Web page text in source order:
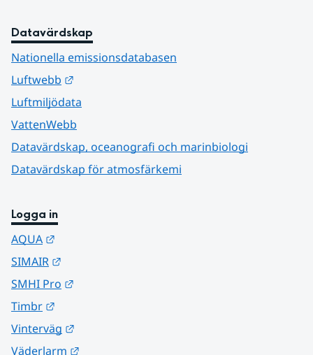
Datavärdskap
Nationella emissionsdatabasen
Luftwebb
Luftmiljödata
VattenWebb
Datavärdskap, oceanografi och marinbiologi
Datavärdskap för atmosfärkemi
Logga in
AQUA
SIMAIR
SMHI Pro
Timbr
Vinterväg
Väderlarm